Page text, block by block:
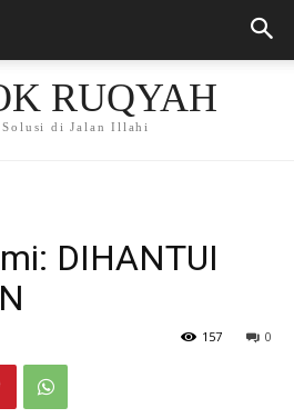
RUQYAH
Solusi di Jalan Illahi
DIHANTUI
0
157